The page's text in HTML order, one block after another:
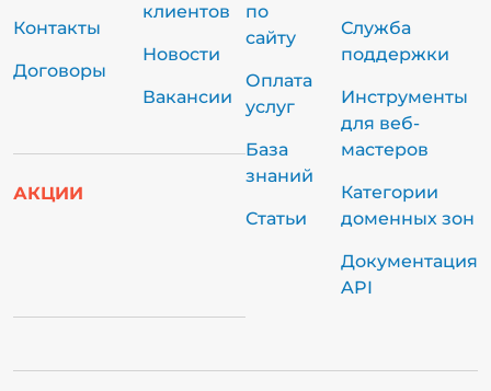
Контакты
Договоры
клиентов
Новости
Вакансии
АКЦИИ
по
сайту
Оплата
услуг
База
знаний
Статьи
Служба
поддержки
Инструменты
для веб-
мастеров
Категории
доменных зон
Документация
API